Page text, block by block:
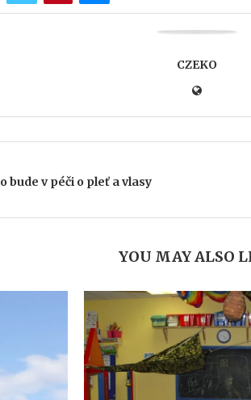
CZEKO
bude v péči o pleť a vlasy
YOU MAY ALSO